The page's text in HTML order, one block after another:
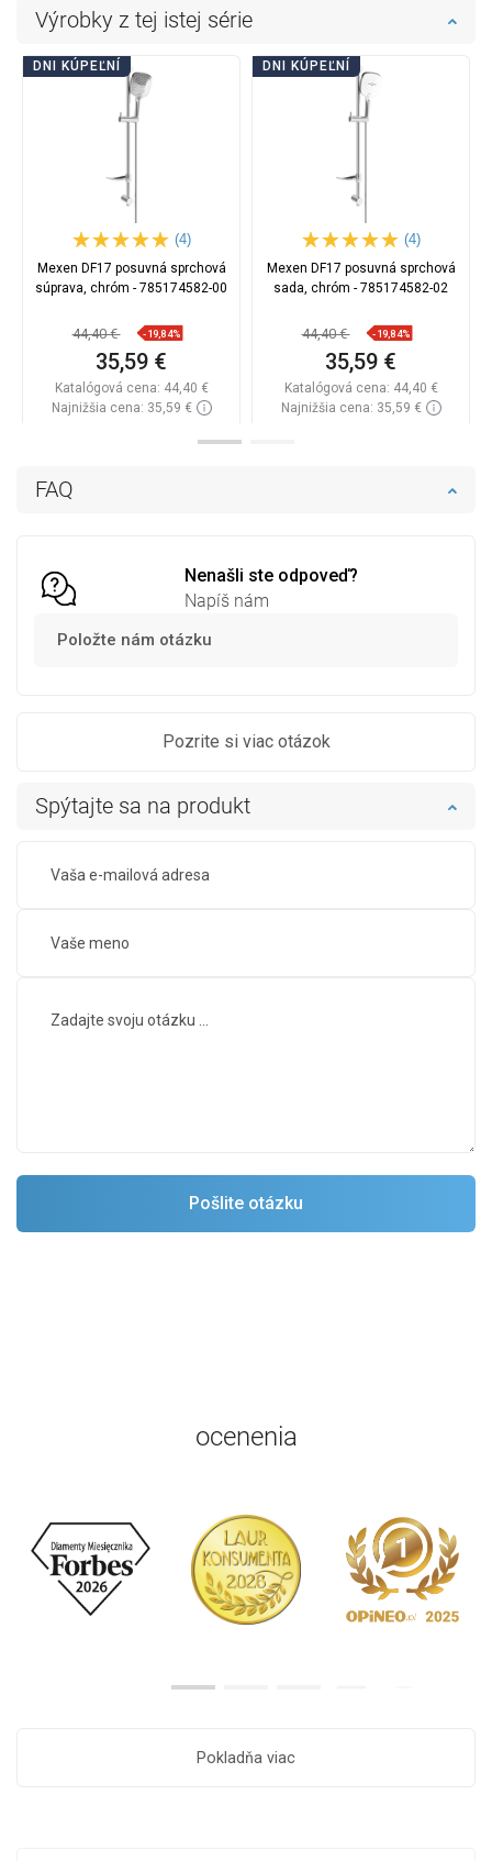
FAQ
Nenašli ste odpoveď?
Napíš nám
Položte nám otázku
Pozrite si viac otázok
Spýtajte sa na produkt
Výrobky z tej istej série
DNI KÚPEĽNÍ
(4)
Mexen DF17 posuvná sprchová
súprava, chróm - 785174582-00
44,40 € -19,84%
35,59 €
Katalógová cena: 44,40 €
Najnižšia cena: 35,59 €
DNI KÚPEĽNÍ
(4)
Mexen DF17 posuvná sprchová
sada, chróm - 785174582-02
44,40 € -19,84%
35,59 €
Katalógová cena: 44,40 €
Najnižšia cena: 35,59 €
ocenenia
Pokladňa viac